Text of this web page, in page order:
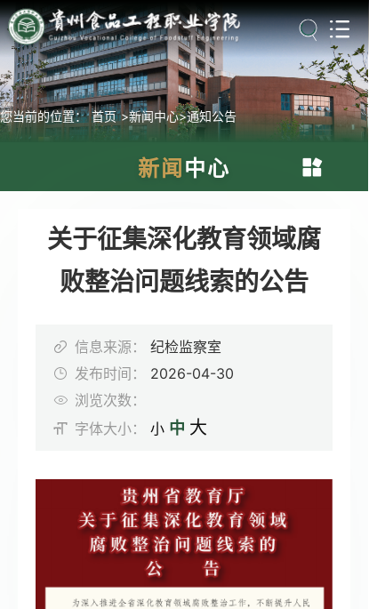
新闻 中心
您当前的位置： 首页 >新闻中心>通知公告
时政要闻
学院动态
媒体食院
专题专栏
关于征集深化教育领域腐
败整治问题线索的公告
信息来源：
纪检监察室
发布时间：
2026-04-30
浏览次数：
字体大小：
小 中 大